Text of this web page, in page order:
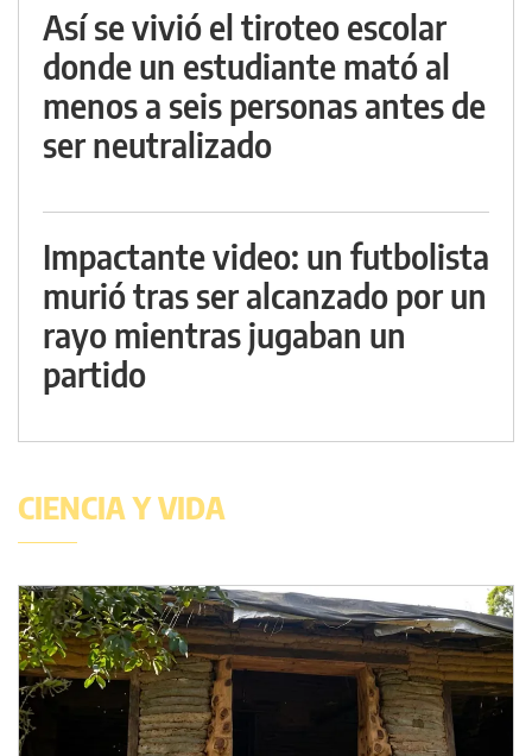
Así se vivió el tiroteo escolar
donde un estudiante mató al
menos a seis personas antes de
ser neutralizado
Impactante video: un futbolista
murió tras ser alcanzado por un
rayo mientras jugaban un
partido
CIENCIA Y VIDA